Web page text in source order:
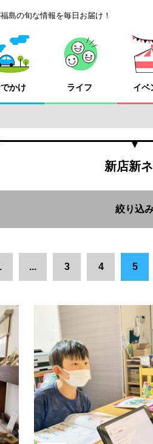
島の旬な情報を毎日お届け！
かけ ライフ イベ
新店新
絞り込
西会津町 三春町 福島県全域
栄村 西郷村 新地町 会津美
理 韓国料理 カレー
... 3 4 5